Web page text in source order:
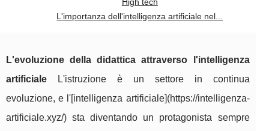
L'importanza dell'intelligenza artificiale nel...
L'evoluzione della didattica attraverso l'intelligenza
artificiale L'istruzione è un settore in continua
evoluzione, e l'[intelligenza artificiale](https://intelligenza-
artificiale.xyz/) sta diventando un protagonista sempre